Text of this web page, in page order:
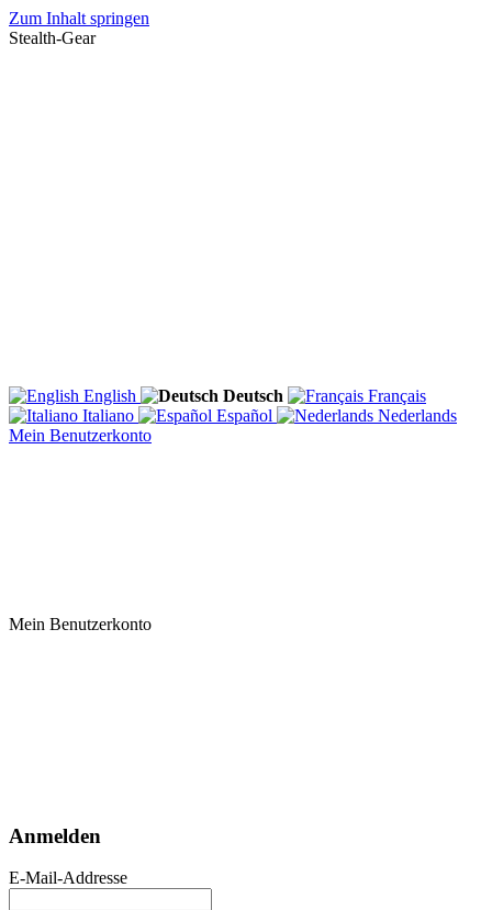
Zum Inhalt springen
Stealth-Gear
English Deutsch
Français
Italiano
Español
Nederlands
Mein Benutzerkonto
Mein Benutzerkonto
Anmelden
E-Mail-Addresse